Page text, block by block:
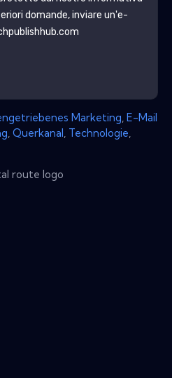
domande, inviare un'e-
Marketing E-Mail
Querkanal Technologie